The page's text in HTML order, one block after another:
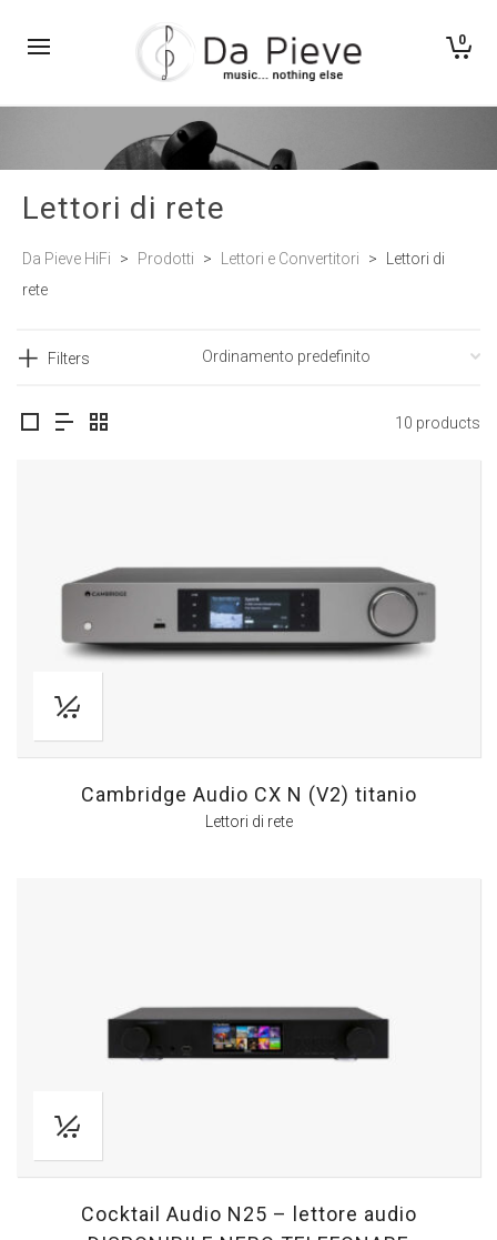
0
Lettori di rete
Da Pieve HiFi > Prodotti > Lettori e Convertitori >
Lettori di
rete
Filters
10 products
Cambridge Audio CX N (V2) titanio
Lettori di rete
Cocktail Audio N25 – lettore audio